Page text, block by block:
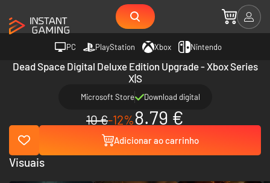
PC PlayStation Xbox Nintendo
Dead Space Digital Deluxe Edition Upgrade - Xbox Series
X|S
Microsoft Store Download digital
10 €-12%8.79 €
Adicionar ao carrinho
Visuais